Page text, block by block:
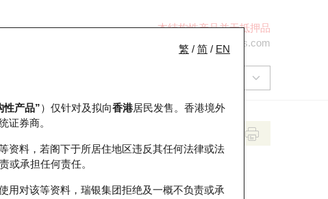
本结构性产品并无抵押品
ol-hkwarrants@ubs.com
繁 / 简 / EN
性产品”）仅针对及拟向香港居民发售。香港境外
证券商。
资料，若阁下于所居住地区违反其任何法律或法
或承担任何责任。
用对该等资料，瑞银集团拒绝及一概不负责或承